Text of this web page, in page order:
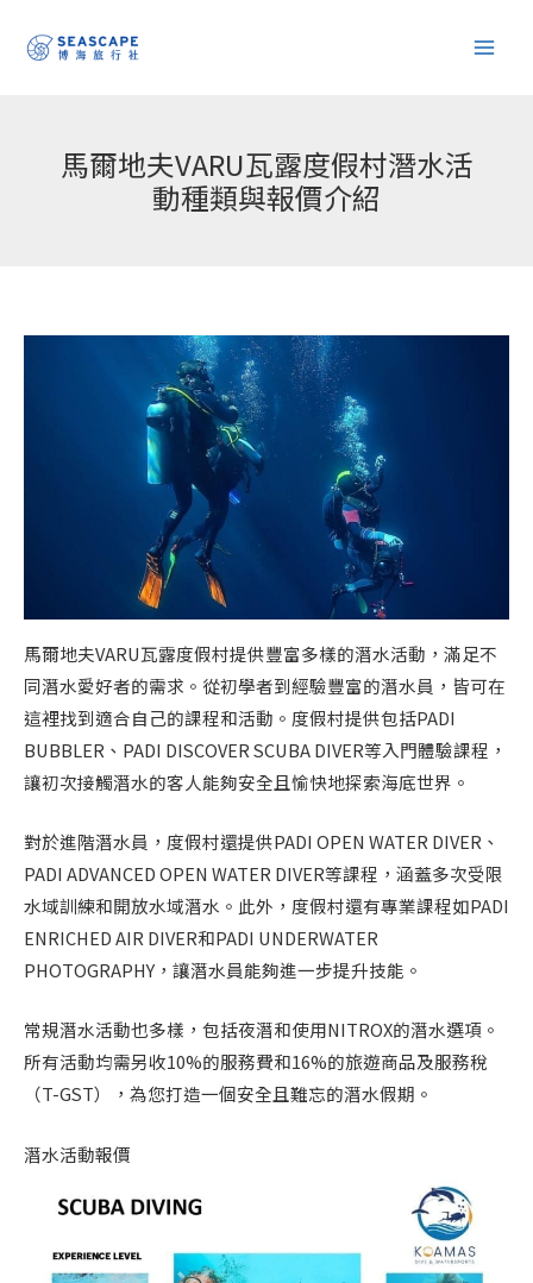
馬爾地夫VARU瓦露度假村潛水活
動種類與報價介紹
馬爾地夫VARU瓦露度假村提供豐富多樣的潛水活動，滿足不
同潛水愛好者的需求。從初學者到經驗豐富的潛水員，皆可在
這裡找到適合自己的課程和活動。度假村提供包括PADI
BUBBLER、PADI DISCOVER SCUBA DIVER等入門體驗課程，
讓初次接觸潛水的客人能夠安全且愉快地探索海底世界。
對於進階潛水員，度假村還提供PADI OPEN WATER DIVER、
PADI ADVANCED OPEN WATER DIVER等課程，涵蓋多次受限
水域訓練和開放水域潛水。此外，度假村還有專業課程如PADI
ENRICHED AIR DIVER和PADI UNDERWATER
PHOTOGRAPHY，讓潛水員能夠進一步提升技能。
常規潛水活動也多樣，包括夜潛和使用NITROX的潛水選項。
所有活動均需另收10%的服務費和16%的旅遊商品及服務稅
（T-GST），為您打造一個安全且難忘的潛水假期。
潛水活動報價